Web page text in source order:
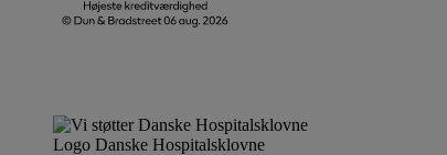
Logo Danske Hospitalsklovne